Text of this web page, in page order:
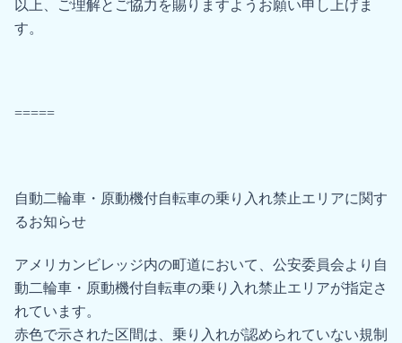
以上、ご理解とご協⼒を賜りますようお願い申し上げま
す。
=====
自動二輪車・原動機付自転車の乗り入れ禁止エリアに関す
るお知らせ
アメリカンビレッジ内の町道において、公安委員会より自
動二輪車・原動機付自転車の乗り入れ禁止エリアが指定さ
れています。
赤色で示された区間は、乗り入れが認められていない規制